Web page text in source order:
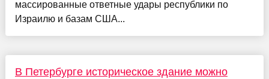
массированные ответные удары республики по
Израилю и базам США...
В Петербурге историческое здание можно